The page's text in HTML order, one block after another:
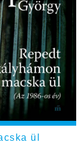
ül